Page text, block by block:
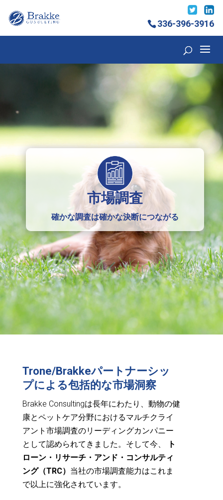
336-396-3916
市場調査
確かな調査は確かな決断につながる
Trone/Brakkeパートナーシッ
プによる包括的な市場洞察
Brakke Consultingは長年にわたり、動物の健
康とペットケア分野におけるマルチクライ
アント市場調査のリーディングカンパニー
として認められてきました。そして今、
ト
ローン・リサーチ・アンド・コンサルティ
ング（TRC） 当社の市場調査能力はこれま
で以上に強化されています。